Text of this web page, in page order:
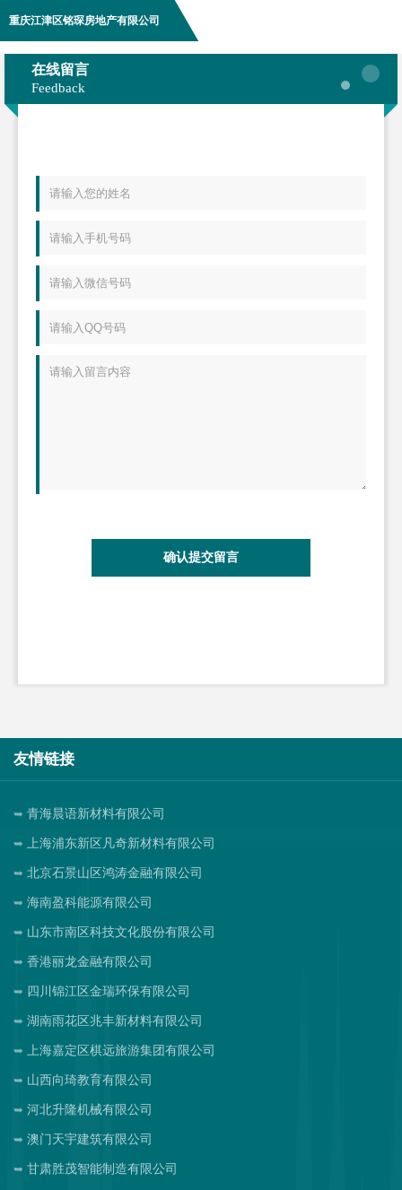
重庆江津区铭琛房地产有限公司
在线留言
Feedback
确认提交留言
友情链接
青海晨语新材料有限公司
上海浦东新区凡奇新材料有限公司
北京石景山区鸿涛金融有限公司
海南盈科能源有限公司
山东市南区科技文化股份有限公司
香港丽龙金融有限公司
四川锦江区金瑞环保有限公司
湖南雨花区兆丰新材料有限公司
上海嘉定区棋远旅游集团有限公司
山西向琦教育有限公司
河北升隆机械有限公司
澳门天宇建筑有限公司
甘肃胜茂智能制造有限公司